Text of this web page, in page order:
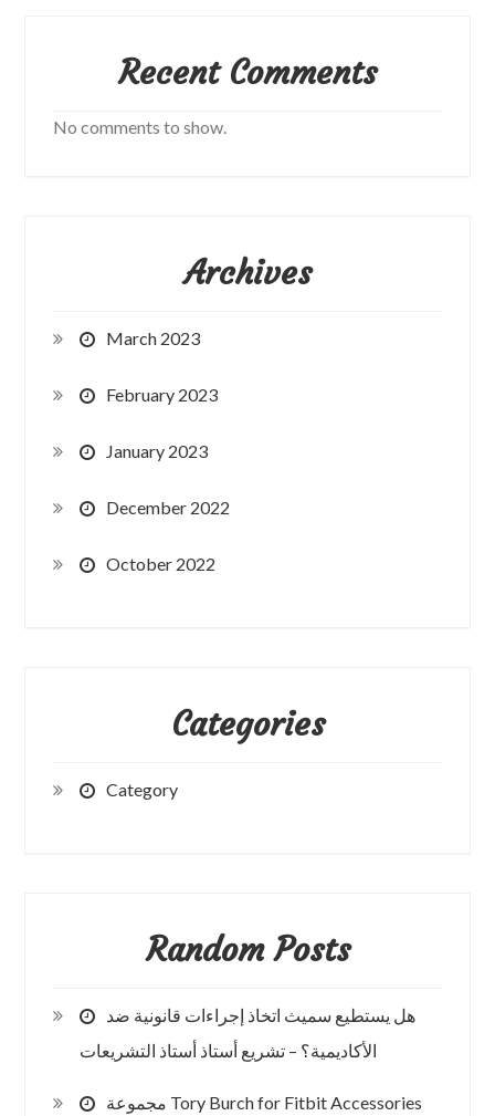
Recent Comments
No comments to show.
Archives
March 2023
February 2023
January 2023
December 2022
October 2022
Categories
Category
Random Posts
هل يستطيع سميث اتخاذ إجراءات قانونية ضد
الأكاديمية؟ – تشريع أستاذ أستاذ التشريعات
مجموعة Tory Burch for Fitbit Accessories